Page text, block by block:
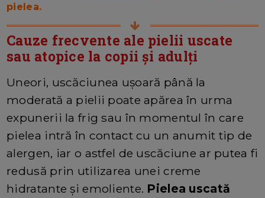
pielea.
Cauze frecvente ale pielii uscate
sau atopice la copii și adulți
Uneori, uscăciunea ușoară până la
moderată a pielii poate apărea în urma
expunerii la frig sau în momentul în care
pielea intră în contact cu un anumit tip de
alergen, iar o astfel de uscăciune ar putea fi
redusă prin utilizarea unei creme
hidratante și emoliente. Pielea uscată